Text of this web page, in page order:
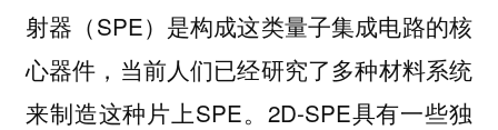
射器（SPE）是构成这类量子集成电路的核
心器件，当前人们已经研究了多种材料系统
来制造这种片上SPE。2D-SPE具有一些独